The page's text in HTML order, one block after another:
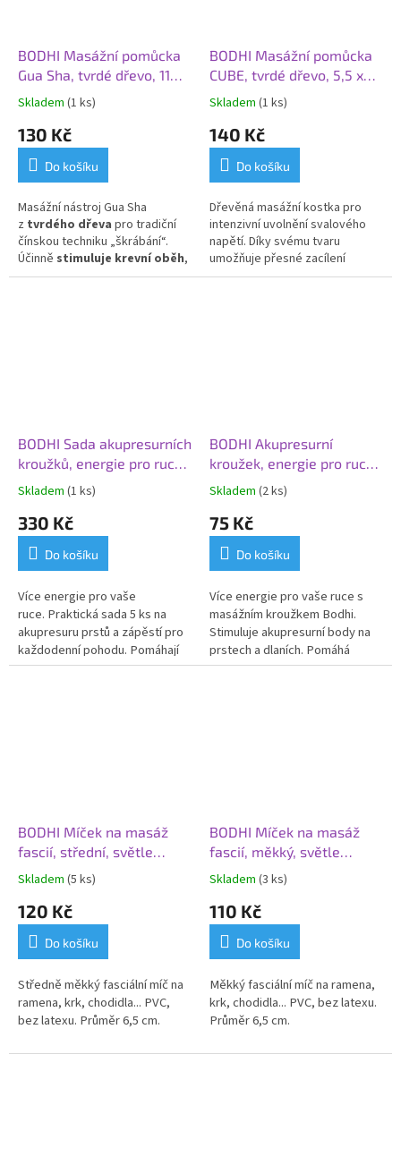
BODHI Masážní pomůcka
Gua Sha, tvrdé dřevo, 11
cm
Skladem (1 ks)
130 Kč
Do košíku
Masážní nástroj Gua Sha
z tvrdého dřeva pro tradiční
čínskou techniku „škrábání“.
Účinně stimuluje krevní oběh,
otevírá cévy a uvolňuje svalové
BODHI Masážní pomůcka
CUBE, tvrdé dřevo, 5,5 x
5,5 cm
Skladem (1 ks)
140 Kč
Do košíku
Dřevěná masážní kostka pro
intenzivní uvolnění svalového
napětí. Díky svému tvaru
umožňuje přesné zacílení
naspoušťové body(trigger
BODHI Sada akupresurních
kroužků, energie pro ruce,
postříbřené, 5 ks
Skladem (1 ks)
330 Kč
Do košíku
Více energie pro vaše
ruce. Praktická sada 5 ks na
akupresuru prstů a zápěstí pro
každodenní pohodu. Pomáhají
uvolnit napětí, zmírnit tíhu a
BODHI Akupresurní
kroužek, energie pro ruce,
postříbřený, Ø 2,5 cm
Skladem (2 ks)
75 Kč
Do košíku
Více energie pro vaše ruce s
masážním kroužkem Bodhi.
Stimuluje akupresurní body na
prstech a dlaních. Pomáhá
uvolnit napětí, zmírnit tíhu a
BODHI Míček na masáž
fascií, střední, světle
zelená, Ø 6,5 cm
Skladem (5 ks)
120 Kč
Do košíku
Středně měkký fasciální míč na
ramena, krk, chodidla... PVC,
bez latexu. Průměr 6,5 cm.
BODHI Míček na masáž
fascií, měkký, světle
modrá, Ø 6,5 cm
Skladem (3 ks)
110 Kč
Do košíku
Měkký fasciální míč na ramena,
krk, chodidla... PVC, bez latexu.
Průměr 6,5 cm.